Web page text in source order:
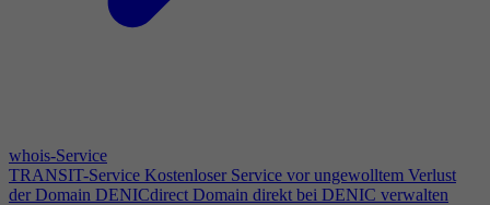
whois-Service
TRANSIT-Service Kostenloser Service vor ungewolltem Verlust
der Domain DENICdirect Domain direkt bei DENIC verwalten